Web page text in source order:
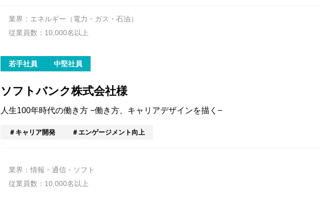
業界：エネルギー（電力・ガス・石油）
従業員数：10,000名以上
若手社員 中堅社員
ソフトバンク株式会社様
人生100年時代の働き方 −働き方、キャリアデザインを描く−
キャリア開発 エンゲージメント向上
業界：情報・通信・ソフト
従業員数：10,000名以上